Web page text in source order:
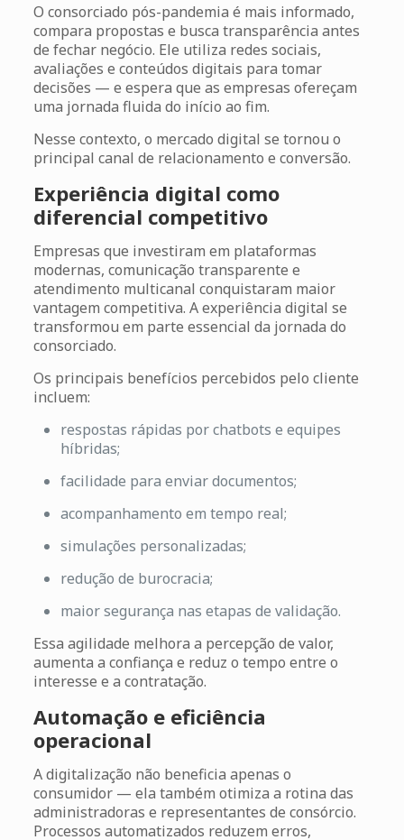
O consorciado pós-pandemia é mais informado,
compara propostas e busca transparência antes
de fechar negócio. Ele utiliza redes sociais,
avaliações e conteúdos digitais para tomar
decisões — e espera que as empresas ofereçam
uma jornada fluida do início ao fim.
Nesse contexto, o mercado digital se tornou o
principal canal de relacionamento e conversão.
Experiência digital como
diferencial competitivo
Empresas que investiram em plataformas
modernas, comunicação transparente e
atendimento multicanal conquistaram maior
vantagem competitiva. A experiência digital se
transformou em parte essencial da jornada do
consorciado.
Os principais benefícios percebidos pelo cliente
incluem:
respostas rápidas por chatbots e equipes
híbridas;
facilidade para enviar documentos;
acompanhamento em tempo real;
simulações personalizadas;
redução de burocracia;
maior segurança nas etapas de validação.
Essa agilidade melhora a percepção de valor,
aumenta a confiança e reduz o tempo entre o
interesse e a contratação.
Automação e eficiência
operacional
A digitalização não beneficia apenas o
consumidor — ela também otimiza a rotina das
administradoras e representantes de consórcio.
Processos automatizados reduzem erros,